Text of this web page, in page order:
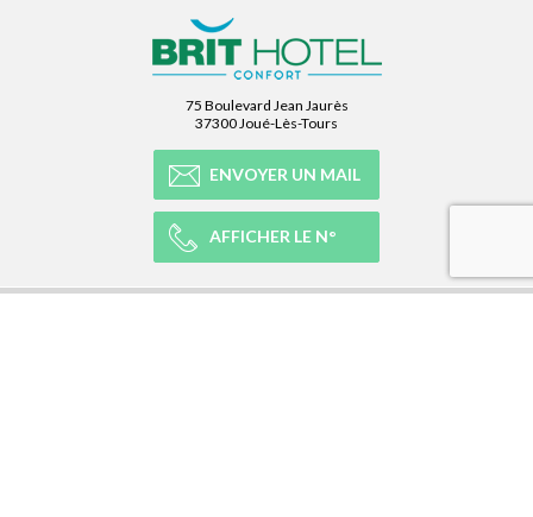
75 Boulevard Jean Jaurès
37300 Joué-Lès-Tours
ENVOYER UN MAIL
AFFICHER LE N°